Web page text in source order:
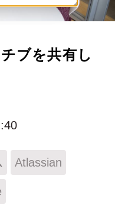
ブを共有し
Atlassian